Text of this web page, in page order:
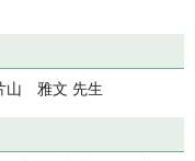
山 雅文 先生